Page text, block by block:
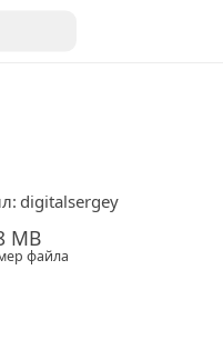
digitalsergey
MB
файла